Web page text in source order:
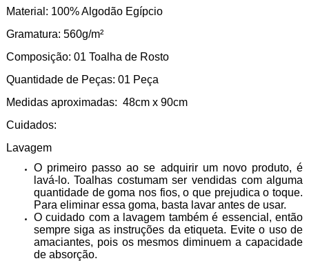
Material: 100% Algodão Egípcio
Gramatura: 560g/m²
Composição: 01 Toalha de Rosto
Quantidade de Peças: 01 Peça
Medidas aproximadas: 48cm x 90cm
Cuidados:
Lavagem
O primeiro passo ao se adquirir um novo produto, é
lavá-lo. Toalhas costumam ser vendidas com alguma
quantidade de goma nos fios, o que prejudica o toque.
Para eliminar essa goma, basta lavar antes de usar.
O cuidado com a lavagem também é essencial, então
sempre siga as instruções da etiqueta. Evite o uso de
amaciantes, pois os mesmos diminuem a capacidade
de absorção.